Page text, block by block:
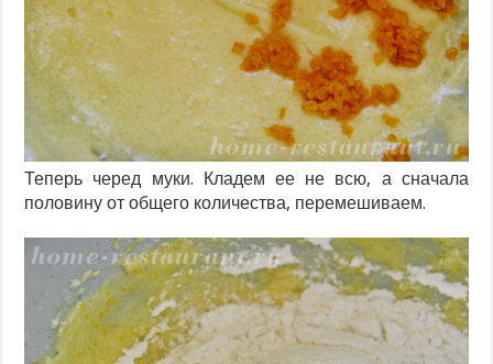
Теперь черед муки. Кладем ее не всю, а сначала
половину от общего количества, перемешиваем.